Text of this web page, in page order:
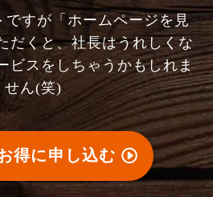
ですが「ホームページを見
だくと、社長はうれしくな
ビスをしちゃうかもしれま
せん(笑)
得に申し込む